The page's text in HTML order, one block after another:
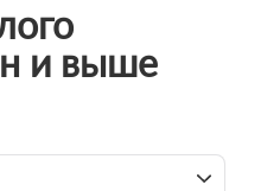
и выше